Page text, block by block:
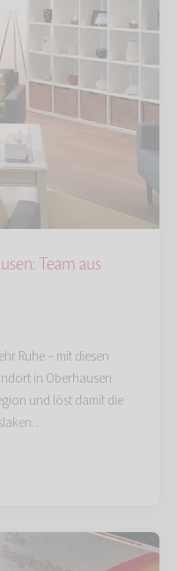
Team aus
Ruhe – mit diesen
in Oberhausen
und löst damit die